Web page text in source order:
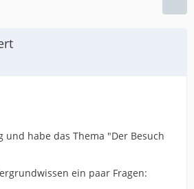
und habe das Thema "Der Besuch
ein paar Fragen: